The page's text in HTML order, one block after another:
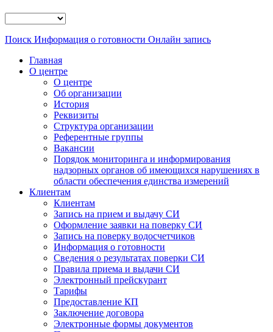
Поиск Информация о готовности Онлайн запись
Главная
О центре
О центре
Об организации
История
Реквизиты
Структура организации
Референтные группы
Вакансии
Порядок мониторинга и информирования
надзорных органов об имеющихся нарушениях в
области обеспечения единства измерений
Клиентам
Клиентам
Запись на прием и выдачу СИ
Оформление заявки на поверку СИ
Запись на поверку водосчетчиков
Информация о готовности
Сведения о результатах поверки СИ
Правила приема и выдачи СИ
Электронный прейскурант
Тарифы
Предоставление КП
Заключение договора
Электронные формы документов